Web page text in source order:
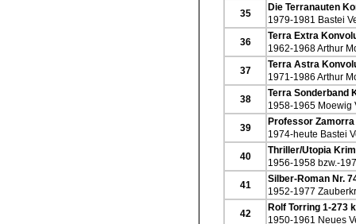
35
Die Terranauten
1979-1981 Bastei
36
Terra Extra
1962-1968 Arthur
37
Terra Astra
1971-1986 Arthur
38
Terra Sonderband
1958-1965 Moewig
39
Professor
1974-heute Bastei
40
Thriller/Utopia
1956-1958 bzw.-
41
Silber-Roman Nr.
1952-1977
42
Rolf Torring 1-273
1950-1961 Neues